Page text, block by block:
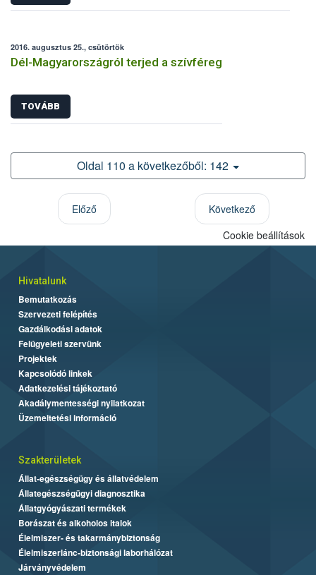
2016. augusztus 25., csütörtök
Dél-Magyarországról terjed a szívféreg
TOVÁBB
Oldal 110 a következőből: 142
Előző
Következő
Cookie beállítások
Hivatalunk
Bemutatkozás
Szervezeti felépítés
Gazdálkodási adatok
Felügyeleti szervünk
Projektek
Kapcsolódó linkek
Adatkezelési tájékoztató
Akadálymentességi nyilatkozat
Üzemeltetési információ
Szakterületek
Állat-egészségügy és állatvédelem
Állategészségügyi diagnosztika
Állatgyógyászati termékek
Borászat és alkoholos italok
Élelmiszer- és takarmánybiztonság
Élelmiszerlánc-biztonsági laborhálózat
Járványvédelem